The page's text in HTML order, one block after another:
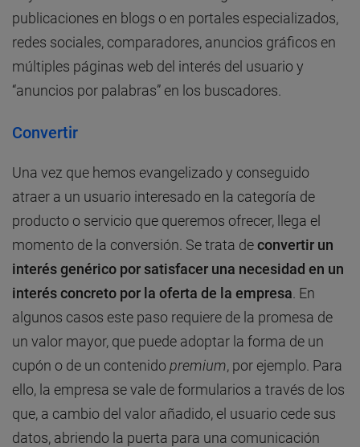
publicaciones en blogs o en portales especializados,
redes sociales, comparadores, anuncios gráficos en
múltiples páginas web del interés del usuario y
“anuncios por palabras” en los buscadores.
Convertir
Una vez que hemos evangelizado y conseguido
atraer a un usuario interesado en la categoría de
producto o servicio que queremos ofrecer, llega el
momento de la conversión. Se trata deconvertir un
interés genérico por satisfacer una necesidad en un
interés concreto por la oferta de la empresa . En
algunos casos este paso requiere de la promesa de
un valor mayor, que puede adoptar la forma de un
cupón o de un contenidopremium, por ejemplo. Para
ello, la empresa se vale de formularios a través de los
que, a cambio del valor añadido, el usuario cede sus
datos, abriendo la puerta para una comunicación